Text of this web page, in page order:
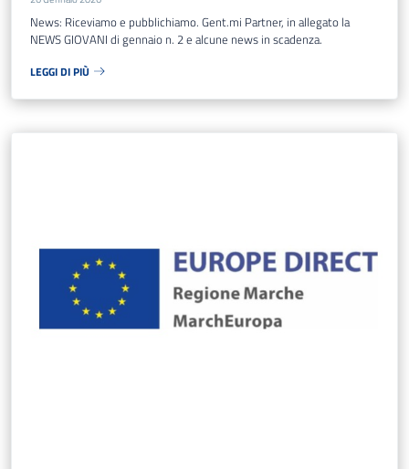
News: Riceviamo e pubblichiamo. Gent.mi Partner, in allegato la
NEWS GIOVANI di gennaio n. 2 e alcune news in scadenza.
LEGGI DI PIÙ